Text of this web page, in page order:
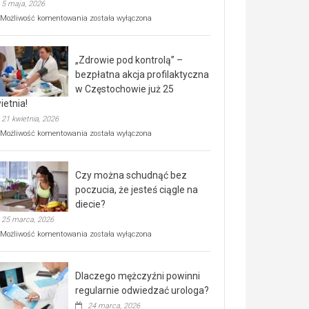
5 maja, 2026
Możliwość komentowania Rusza
rehabilitacji
dla
seniorów!
została wyłączona
„Zdrowie pod kontrolą” –
bezpłatna akcja profilaktyczna
w Częstochowie już 25
21 kwietnia, 2026
Możliwość komentowania „Zdrowie
bezpłatna
akcja
profilaktyczna
w
już
kwietnia!
została wyłączona
Czy można schudnąć bez
poczucia, że jesteś ciągle na
diecie?
25 marca, 2026
Możliwość komentowania Czy
poczucia,
że
została wyłączona
Dlaczego mężczyźni powinni
regularnie odwiedzać urologa?
24 marca, 2026